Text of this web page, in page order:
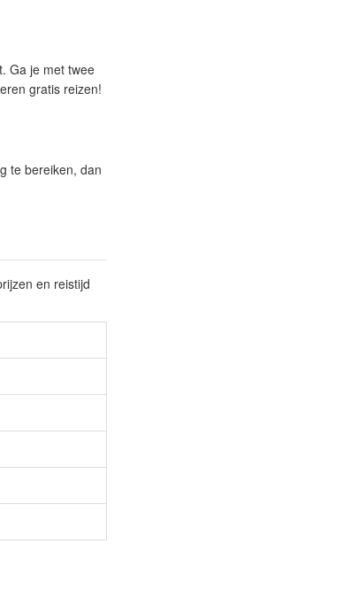
Ga je met twee
gratis reizen!
te bereiken, dan
en reistijd